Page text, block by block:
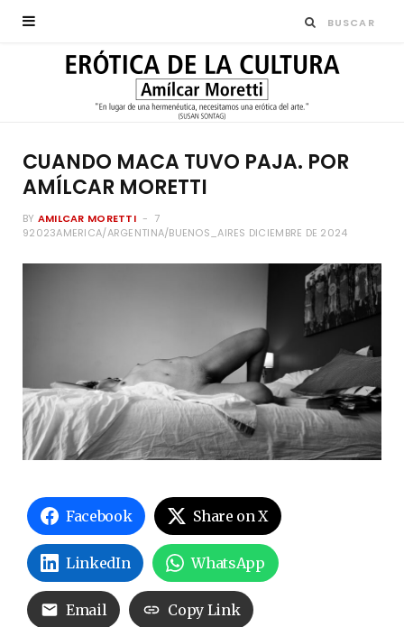
CUANDO MACA TUVO PAJA. POR
AMÍLCAR MORETTI
BY AMILCAR MORETTI
7
92023AMERICA/ARGENTINA/BUENOS_AIRES DICIEMBRE DE 2024
Facebook Share on X
LinkedIn WhatsApp
Email Copy Link